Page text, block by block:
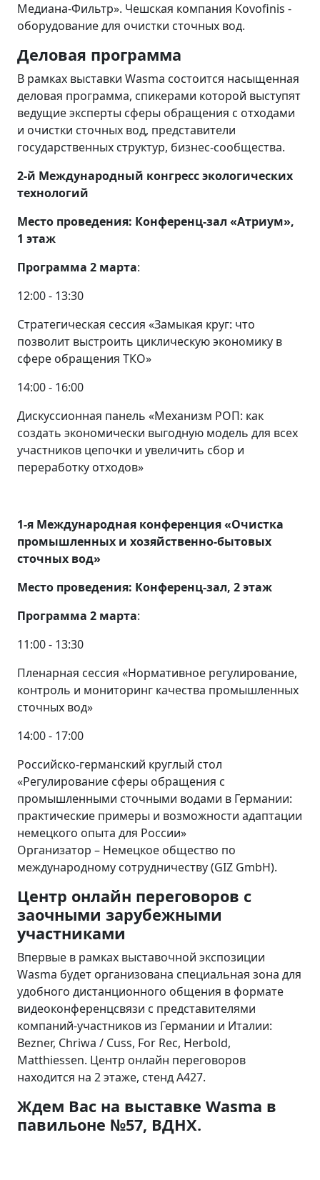
Медиана-Фильтр». Чешская компания Kovofinis -
оборудование для очистки сточных вод.
Деловая программа
В рамках выставки Wasma состоится насыщенная
деловая программа, спикерами которой выступят
ведущие эксперты сферы обращения с отходами
и очистки сточных вод, представители
государственных структур, бизнес-сообщества.
2-й Международный конгресс экологических
технологий
Место проведения: Конференц-зал «Атриум»,
1 этаж
Программа 2 марта:
12:00 - 13:30
Стратегическая сессия «Замыкая круг: что
позволит выстроить циклическую экономику в
сфере обращения ТКО»
14:00 - 16:00
Дискуссионная панель «Механизм РОП: как
создать экономически выгодную модель для всех
участников цепочки и увеличить сбор и
переработку отходов»
1-я Международная конференция «Очистка
промышленных и хозяйственно-бытовых
сточных вод»
Место проведения: Конференц-зал, 2 этаж
Программа 2 марта:
11:00 - 13:30
Пленарная сессия «Нормативное регулирование,
контроль и мониторинг качества промышленных
сточных вод»
14:00 - 17:00
Российско-германский круглый стол
«Регулирование сферы обращения с
промышленными сточными водами в Германии:
практические примеры и возможности адаптации
немецкого опыта для России»
Организатор – Немецкое общество по
международному сотрудничеству (GIZ GmbH).
Центр онлайн переговоров с
заочными зарубежными
участниками
Впервые в рамках выставочной экспозиции
Wasma будет организована специальная зона для
удобного дистанционного общения в формате
видеоконференцсвязи с представителями
компаний-участников из Германии и Италии:
Bezner, Chriwa / Cuss, For Rec, Herbold,
Matthiessen. Центр онлайн переговоров
находится на 2 этаже, стенд А427.
Ждем Вас на выставке Wasma в
павильоне №57, ВДНХ.